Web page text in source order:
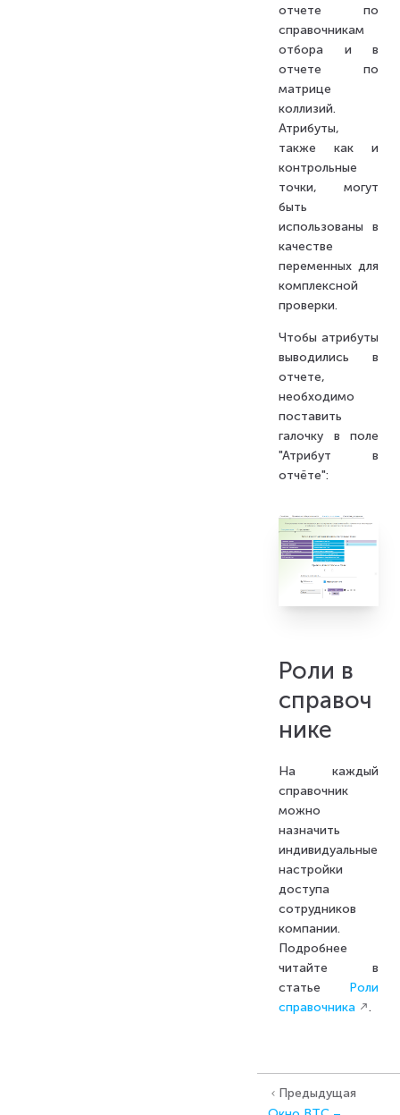
отчете по
справочникам
отбора и в
отчете по
матрице
коллизий.
Атрибуты,
также как и
контрольные
точки, могут
быть
использованы в
качестве
переменных для
комплексной
проверки.
Чтобы атрибуты
выводились в
отчете,
необходимо
поставить
галочку в поле
"Атрибут в
отчёте":
Роли в
справоч
нике
На каждый
справочник
можно
назначить
индивидуальные
настройки
доступа
сотрудников
компании.
Подробнее
читайте в
статье Роли
справочника
.
Предыдущая